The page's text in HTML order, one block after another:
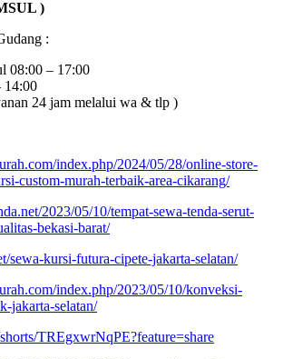
)
:
08:00 – 17:00
14:00
24 jam melalui wa & tlp )
index.php/2024/05/28/online-store-
custom-murah-terbaik-area-cikarang/
2023/05/10/tempat-sewa-tenda-serut-
bekasi-barat/
sewa-kursi-futura-cipete-jakarta-selatan/
index.php/2023/05/10/konveksi-
jakarta-selatan/
TREgxwrNqPE?feature=share